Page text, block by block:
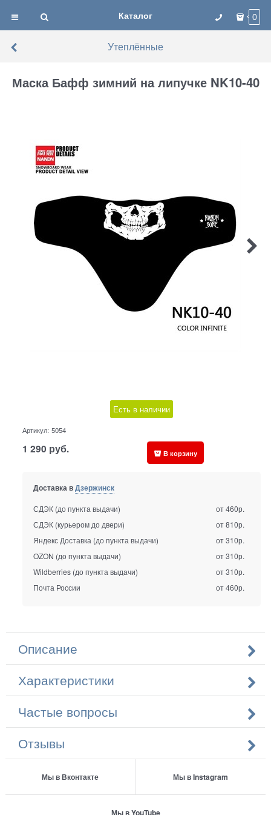
Каталог 0
Утеплённые
Маска Бафф зимний на липучке NK10-40
Есть в наличии
Артикул: 5054
1 290 руб. В корзину
Доставка вДзержинск
СДЭК (до пункта выдачи)
от 460р.
СДЭК (курьером до двери)
от 810р.
Яндекс Доставка (до пункта выдачи)
от 310р.
OZON (до пункта выдачи)
от 310р.
Wildberries (до пункта выдачи)
от 310р.
Почта России
от 460р.
Описание
Характеристики
Частые вопросы
Отзывы
Мы в Вконтакте Мы в Instagram
Мы в YouTube